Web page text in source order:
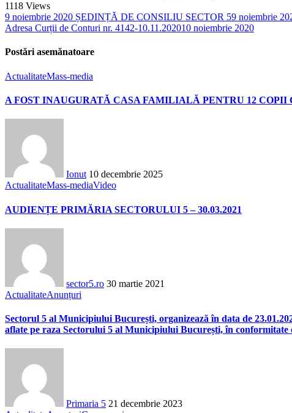
1118 Views
9 noiembrie 2020 ȘEDINȚĂ DE CONSILIU SECTOR 59 noiembrie
Adresa Curții de Conturi nr. 4142-10.11.202010 noiembrie 2020
Postări asemănatoare
ActualitateMass-media
A FOST INAUGURATĂ CASA FAMILIALĂ PENTRU 12 COPII
Ionut 10 decembrie 2025
ActualitateMass-mediaVideo
AUDIENȚE PRIMĂRIA SECTORULUI 5 – 30.03.2021
sector5.ro 30 martie 2021
ActualitateAnunțuri
Sectorul 5 al Municipiului București, organizează în data de
aflate pe raza Sectorului 5 al Municipiului București, în
Primaria 5 21 decembrie 2023